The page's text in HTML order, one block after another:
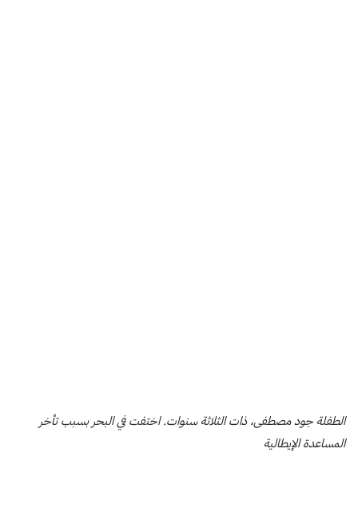
الطفلة جود مصطفى، ذات الثلاثة سنوات. اختفت في البحر بسبب تأخر
المساعدة الإيطالية